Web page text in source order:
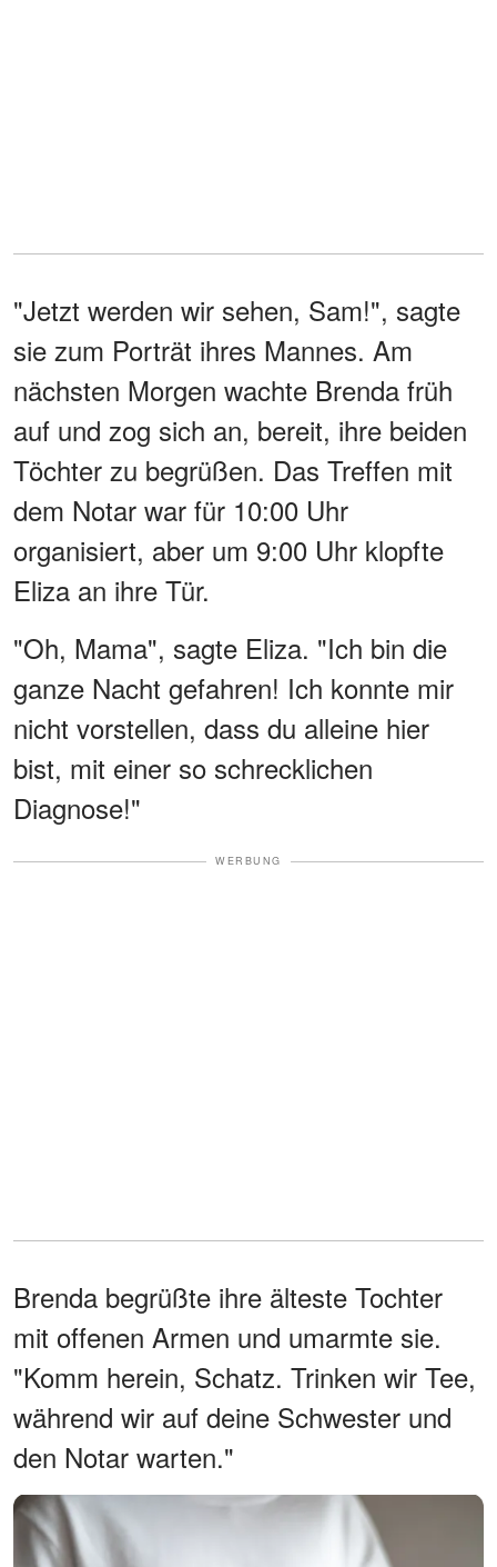
"Jetzt werden wir sehen, Sam!", sagte
sie zum Porträt ihres Mannes. Am
nächsten Morgen wachte Brenda früh
auf und zog sich an, bereit, ihre beiden
Töchter zu begrüßen. Das Treffen mit
dem Notar war für 10:00 Uhr
organisiert, aber um 9:00 Uhr klopfte
Eliza an ihre Tür.
"Oh, Mama", sagte Eliza. "Ich bin die
ganze Nacht gefahren! Ich konnte mir
nicht vorstellen, dass du alleine hier
bist, mit einer so schrecklichen
Diagnose!"
WERBUNG
Brenda begrüßte ihre älteste Tochter
mit offenen Armen und umarmte sie.
"Komm herein, Schatz. Trinken wir Tee,
während wir auf deine Schwester und
den Notar warten."